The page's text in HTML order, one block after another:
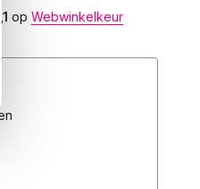
opWebwinkelkeur